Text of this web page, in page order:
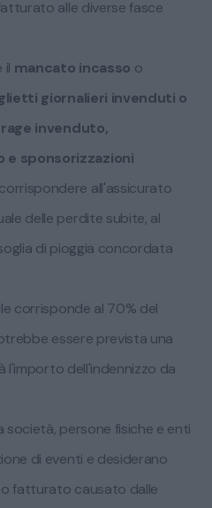
alle diverse fasce
il mancato incasso o
giornalieri invenduti o
invenduto,
e sponsorizzazioni
all'assicurato
delle perdite subite, al
di pioggia concordata
corrisponde al 70% del
essere prevista una
l'importo dell'indennizzo da
persone fisiche e enti
di eventi e desiderano
fatturato causato dalle